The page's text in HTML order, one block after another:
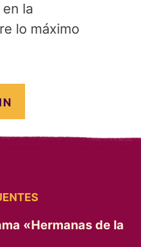
la
lo máximo
«Hermanas de la